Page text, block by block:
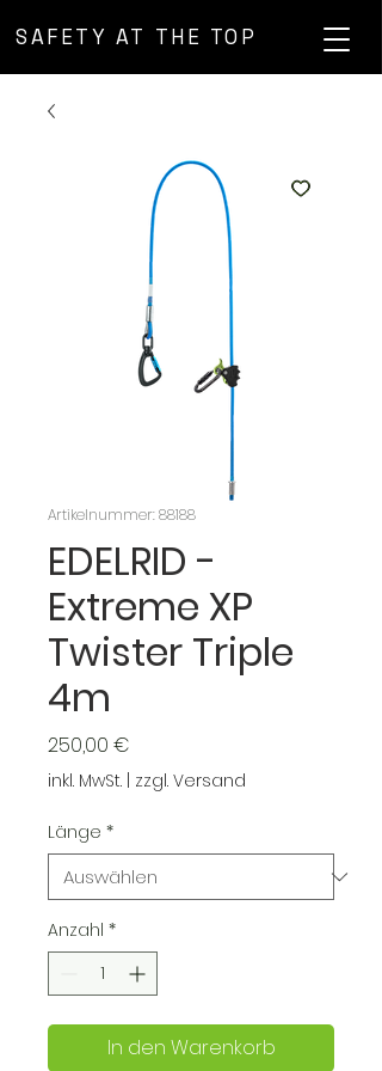
SAFETY AT THE TOP
Artikelnummer: 88188
EDELRID -
Extreme XP
Twister Triple
4m
250,00 €
inkl. MwSt. zzgl. Versand
Länge *
Anzahl *
In den Warenkorb